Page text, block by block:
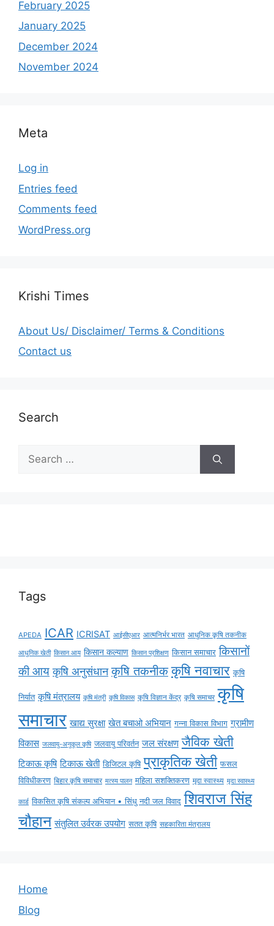
February 2025
January 2025
December 2024
November 2024
Meta
Log in
Entries feed
Comments feed
WordPress.org
Krishi Times
About Us/ Disclaimer/ Terms & Conditions
Contact us
Search
Tags
APEDA ICAR ICRISAT आईसीएआर आत्मनिर्भर भारत आधुनिक कृषि तकनीक
आधुनिक खेती किसान आय किसान कल्याण किसान प्रशिक्षण किसान समाचार किसानों
की आय कृषि अनुसंधान कृषि तकनीक कृषि नवाचार कृषि
निर्यात कृषि मंत्रालय कृषि मंत्री कृषि विकास कृषि विज्ञान केंद्र कृषि समाचर कृषि
समाचार खाद्य सुरक्षा खेत बचाओ अभियान गन्ना विकास विभाग ग्रामीण
विकास जलवायु-अनुकूल कृषि जलवायु परिवर्तन जल संरक्षण जैविक खेती
टिकाऊ कृषि टिकाऊ खेती डिजिटल कृषि प्राकृतिक खेती फसल
विविधीकरण बिहार कृषि समाचार मत्स्य पालन महिला सशक्तिकरण मृदा स्वास्थ्य मृदा स्वास्थ्य
कार्ड विकसित कृषि संकल्प अभियान • सिंधु नदी जल विवाद शिवराज सिंह
चौहान संतुलित उर्वरक उपयोग सतत कृषि सहकारिता मंत्रालय
Home
Blog